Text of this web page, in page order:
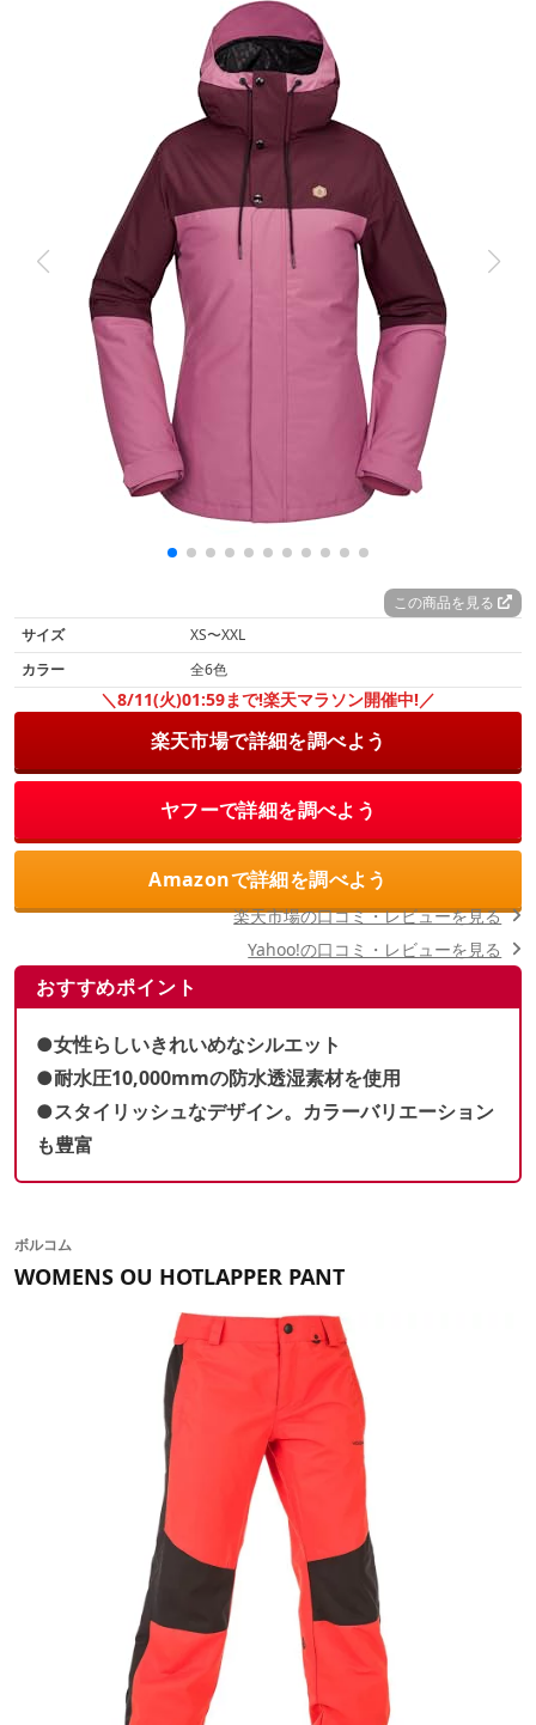
チケットホルダーが腕に付いているモデル
イプのリフトに乗る際に、腕をかざすだけでICカードのリ
フト券をスキャンできるのでおすすめですよ。
この商品を見る
サイズ
XS〜XXL
カラー
全6色
＼8/11(火)01:59まで!楽天マラソン開催中!／
楽天市場で詳細を調べよう
ヤフーで詳細を調べよう
Amazonで詳細を調べよう
おすすめポイント
●女性らしいきれいめなシルエット
●耐水圧10,000mmの防水透湿素材を使用
●スタイリッシュなデザイン。カラーバリエーション
も豊富
楽天市場の口コミ・レビューを見る
Yahoo!の口コミ・レビューを見る
ボルコム
WOMENS OU HOTLAPPER PANT